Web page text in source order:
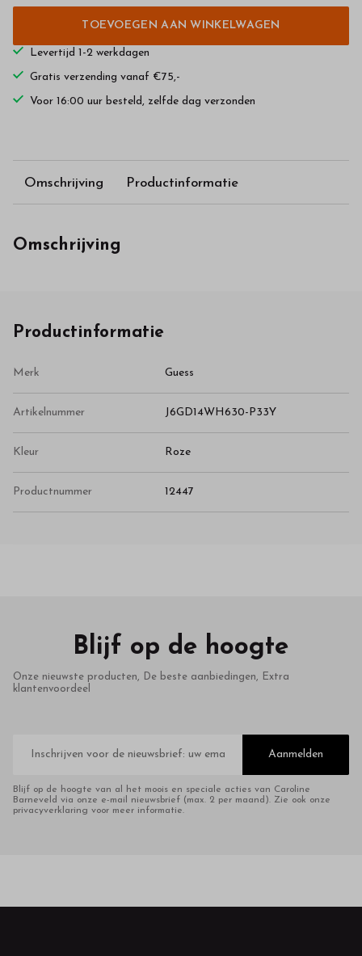
TOEVOEGEN AAN WINKELWAGEN
Levertijd 1-2 werkdagen
Gratis verzending vanaf €75,-
Voor 16:00 uur besteld, zelfde dag verzonden
Omschrijving Productinformatie
Omschrijving
Productinformatie
Merk Guess
Artikelnummer J6GD14WH630-P33Y
Kleur Roze
Productnummer 12447
Blijf op de hoogte
Onze nieuwste producten, De beste aanbiedingen, Extra
klantenvoordeel
mailadres
Aanmelden
Blijf op de hoogte van al het moois en speciale acties van Caroline
Barneveld via onze e-mail nieuwsbrief (max. 2 per maand). Zie ook onze
privacyverklaring voor meer informatie.